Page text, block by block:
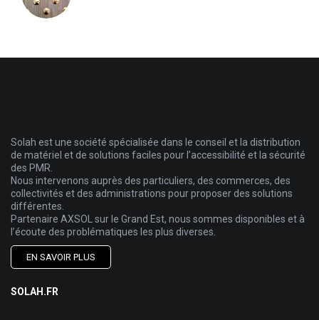
Solah est une société spécialisée dans le conseil et la distribution
de matériel et de solutions faciles pour l’accessibilité et la sécurité
des PMR.
Nous intervenons auprès des particuliers, des commerces, des
collectivités et des administrations pour proposer des solutions
différentes.
Partenaire AXSOL sur le Grand Est, nous sommes disponibles et à
l’écoute des problématiques les plus diverses.
EN SAVOIR PLUS
SOLAH.FR